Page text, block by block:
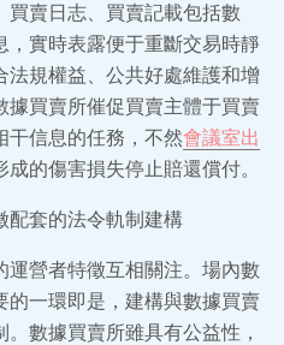
買賣日志、買賣記載包括數
，實時表露便于重斷交易時靜
規權益、公共好處維護和增
據買賣所催促買賣主體于買賣
干信息的任務，不然會議室出
的傷害損失停止賠還償付。
配套的法令軌制建構
營者特徵互相關注。場內數
的一環即是，建構與數據買賣
數據買賣所雖具有公益性，